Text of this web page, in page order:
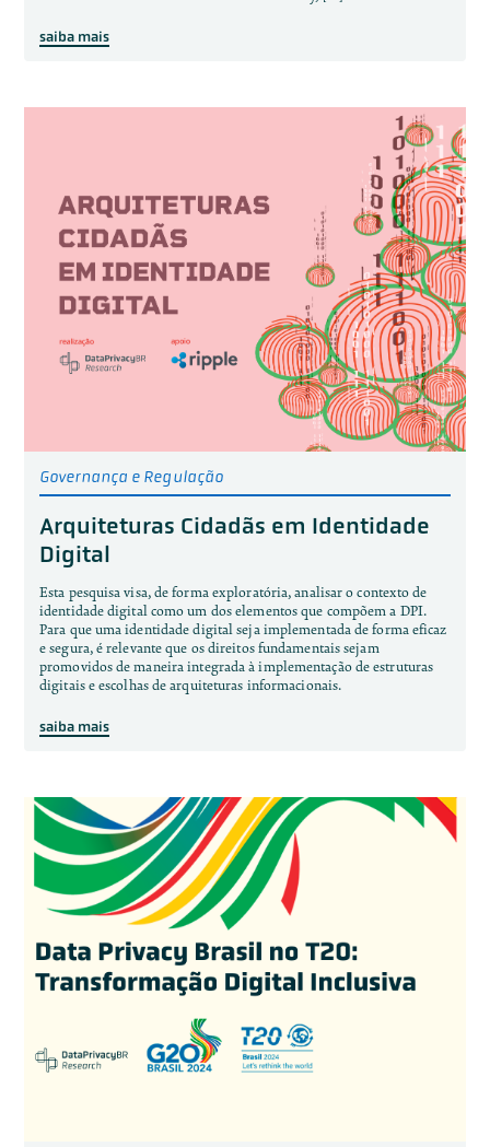
saiba mais
Governança e Regulação
Arquiteturas Cidadãs em Identidade
Digital
Esta pesquisa visa, de forma exploratória, analisar o contexto de
identidade digital como um dos elementos que compõem a DPI.
Para que uma identidade digital seja implementada de forma eficaz
e segura, é relevante que os direitos fundamentais sejam
promovidos de maneira integrada à implementação de estruturas
digitais e escolhas de arquiteturas informacionais.
saiba mais